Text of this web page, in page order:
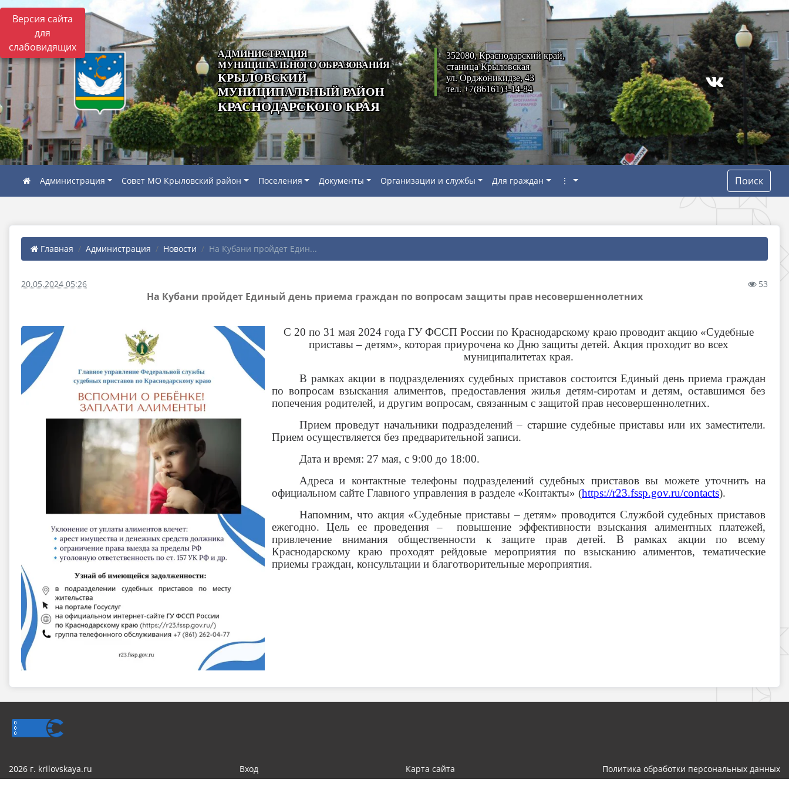
Версия сайта
для
слабовидящих
АДМИНИСТРАЦИЯ
МУНИЦИПАЛЬНОГО ОБРАЗОВАНИЯ
КРЫЛОВСКИЙ
МУНИЦИПАЛЬНЫЙ РАЙОН
КРАСНОДАРСКОГО КРАЯ
352080, Краснодарский край,
станица Крыловская
ул. Орджоникидзе, 43
тел. +7(86161)3-14-84
Администрация Совет МО Крыловский район Поселения Документы Организации и службы Для граждан ⋮ Поиск
Главная Администрация Новости На Кубани пройдет Един...
20.05.2024 05:26 53
На Кубани пройдет Единый день приема граждан по вопросам защиты прав несовершеннолетних
С 20 по 31 мая 2024 года ГУ ФССП России по Краснодарскому краю проводит акцию «Судебные
приставы – детям», которая приурочена ко Дню защиты детей. Акция проходит во всех
муниципалитетах края.
В рамках акции в подразделениях судебных приставов состоится Единый день приема граждан
по вопросам взыскания алиментов, предоставления жилья детям-сиротам и детям, оставшимся без
попечения родителей, и другим вопросам, связанным с защитой прав несовершеннолетних.
Прием проведут начальники подразделений – старшие судебные приставы или их заместители.
Прием осуществляется без предварительной записи.
Дата и время: 27 мая, с 9:00 до 18:00.
Адреса и контактные телефоны подразделений судебных приставов вы можете уточнить на
официальном сайте Главного управления в разделе «Контакты» (https://r23.fssp.gov.ru/contacts).
Напомним, что акция «Судебные приставы – детям» проводится Службой судебных приставов
ежегодно. Цель ее проведения – повышение эффективности взыскания алиментных платежей,
привлечение внимания общественности к защите прав детей. В рамках акции по всему
Краснодарскому краю проходят рейдовые мероприятия по взысканию алиментов, тематические
приемы граждан, консультации и благотворительные мероприятия.
2026 г. krilovskaya.ru Вход Карта сайта Политика обработки персональных данных